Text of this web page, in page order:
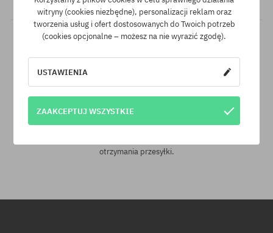
30 dni na zwrot zakupów
otrzymania przesyłki.
witryny (cookies niezbędne), personalizacji reklam oraz
tworzenia usług i ofert dostosowanych do Twoich potrzeb
(cookies opcjonalne – możesz na nie wyrazić zgodę).
USTAWIENIA
ZAAKCEPTUJ WSZYSTKIE